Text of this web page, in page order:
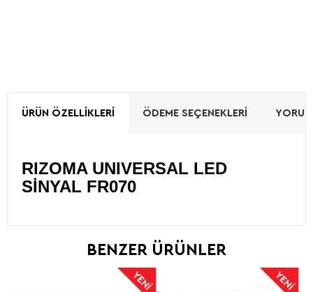
ÜRÜN ÖZELLIKLERI ÖDEME SEÇENEKLERI
RIZOMA UNIVERSAL LED
SİNYAL FR070
BENZER ÜRÜNLER